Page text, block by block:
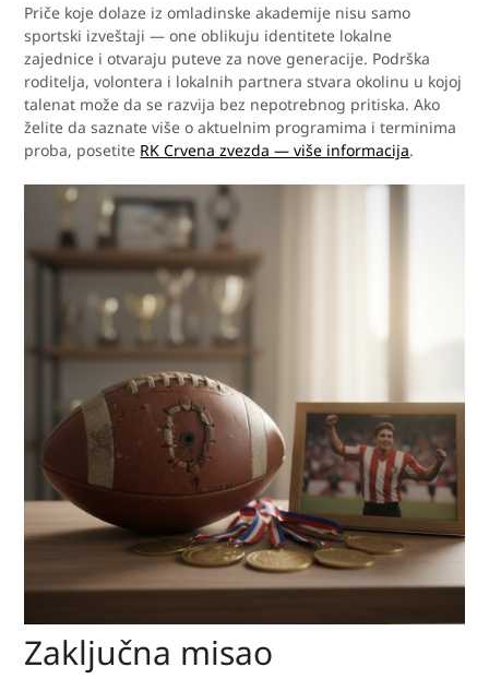
Priče koje dolaze iz omladinske akademije nisu samo
sportski izveštaji — one oblikuju identitete lokalne
zajednice i otvaraju puteve za nove generacije. Podrška
roditelja, volontera i lokalnih partnera stvara okolinu u kojoj
talenat može da se razvija bez nepotrebnog pritiska. Ako
želite da saznate više o aktuelnim programima i terminima
proba, posetite RK Crvena zvezda — više informacija.
Zaključna misao